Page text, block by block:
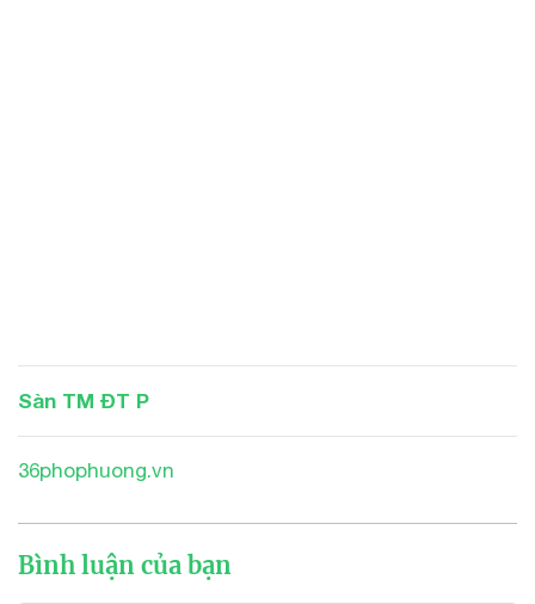
Sàn TM ĐT P
36phophuong.vn
Bình luận của bạn